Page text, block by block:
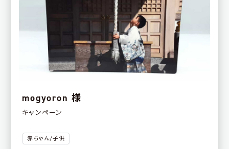
mogyoron 様
キャンペーン
赤ちゃん/子供